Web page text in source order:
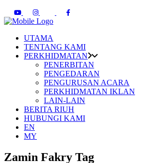
UTAMA
TENTANG KAMI
PERKHIDMATAN
PENERBITAN
PENGEDARAN
PENGURUSAN ACARA
PERKHIDMATAN IKLAN
LAIN-LAIN
BERITA RIUH
HUBUNGI KAMI
EN
MY
Zamin Fakry Tag